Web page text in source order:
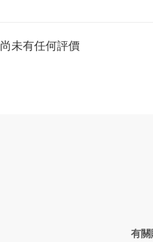
尚未有任何評價
有